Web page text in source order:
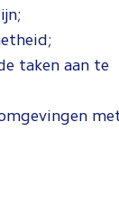
taken aan te